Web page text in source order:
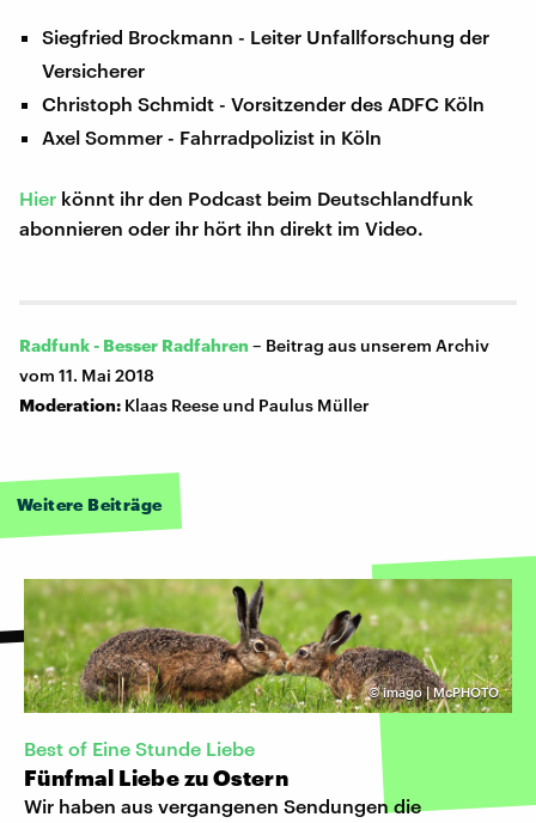
Siegfried Brockmann - Leiter Unfallforschung der
Versicherer
Christoph Schmidt - Vorsitzender des ADFC Köln
Axel Sommer - Fahrradpolizist in Köln
Hier könnt ihr den Podcast beim Deutschlandfunk
abonnieren oder ihr hört ihn direkt im Video.
Radfunk - Besser Radfahren – Beitrag aus unserem Archiv
vom 11. Mai 2018
Moderation: Klaas Reese und Paulus Müller
Weitere Beiträge
©imago | McPHOTO
Best of Eine Stunde Liebe
Fünfmal Liebe zu Ostern
Wir haben aus vergangenen Sendungen die